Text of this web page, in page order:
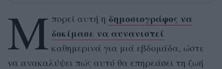
Μ πορεί αυτή η δημοσιογράφος να
δοκίμασε να αυνανιστεί
καθημερινά για μιά εβδομάδα, ώστε
να ανακαλύψει πώς αυτό θα επηρεάσει τη ζωή